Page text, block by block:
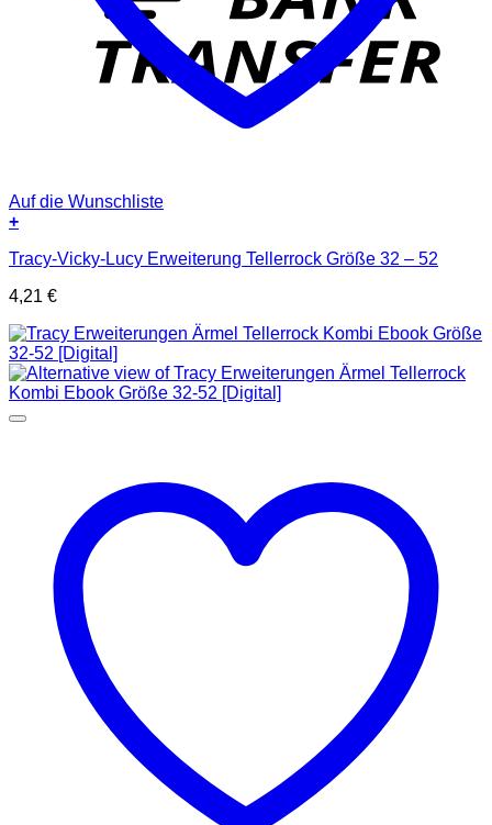
Auf die Wunschliste
+
Tracy-Vicky-Lucy Erweiterung Tellerrock Größe 32 – 52
4,21 €